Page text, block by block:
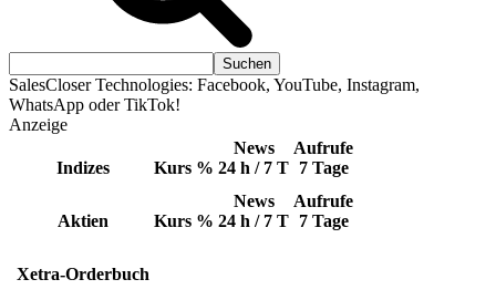
SalesCloser Technologies: Facebook, YouTube, Instagram,
WhatsApp oder TikTok!
Anzeige
Indizes Kurs %
News
24 h / 7 T
Aufrufe
7 Tage
Aktien Kurs %
News
24 h / 7 T
Aufrufe
7 Tage
Xetra-Orderbuch